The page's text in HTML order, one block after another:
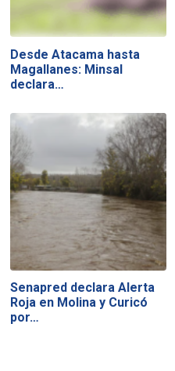
Desde Atacama hasta
Magallanes: Minsal
declara…
Senapred declara Alerta
Roja en Molina y Curicó
por…